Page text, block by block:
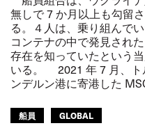
無しで 7 か月以上も勾留
る。４人は、乗り組んで
コンテナの中で発見され
存在を知っていたという
いる。 2021 年 7 月、ト
ンデルン港に寄港した
船員 GLOBAL